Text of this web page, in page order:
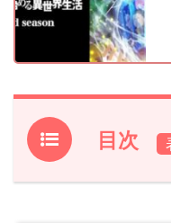
目次
1.『Re:ゼロから始め